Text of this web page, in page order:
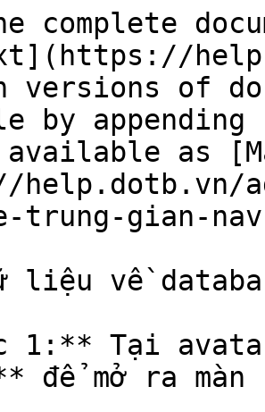
complete
versions of
by
as
trung-gian-
liệu về
1:** Tại
để mở ra